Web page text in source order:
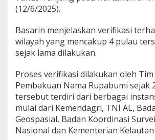
a
2
0
2
(12/6/2025).
Basarin menjelaskan verifikasi
wilayah yang mencakup 4 pulau
sejak lama dilakukan.
Proses verifikasi dilakukan oleh
Pembakuan Nama Rupabumi sejak
tersebut terdiri dari berbagai
mulai dari Kemendagri, TNI AL,
Geospasial, Badan Koordinasi
Nasional dan Kementerian